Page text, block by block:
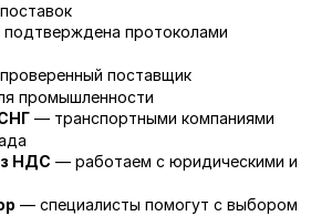
протоколами
поставщик
промышленности
— транспортными компаниями
НДС — работаем с юридическими и
— специалисты помогут с выбором